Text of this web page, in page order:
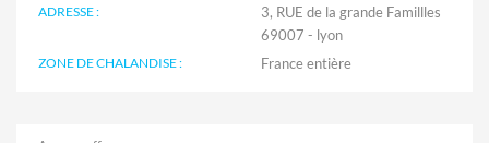
ADRESSE :
3, RUE de la grande Famillles
69007 - lyon
ZONE DE CHALANDISE :